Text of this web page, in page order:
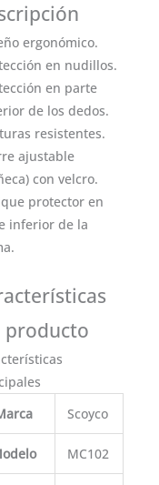
ergonómico.
en nudillos.
en parte
de los dedos.
resistentes.
ajustable
con velcro.
protector en
inferior de la
producto
Scoyco
MC102